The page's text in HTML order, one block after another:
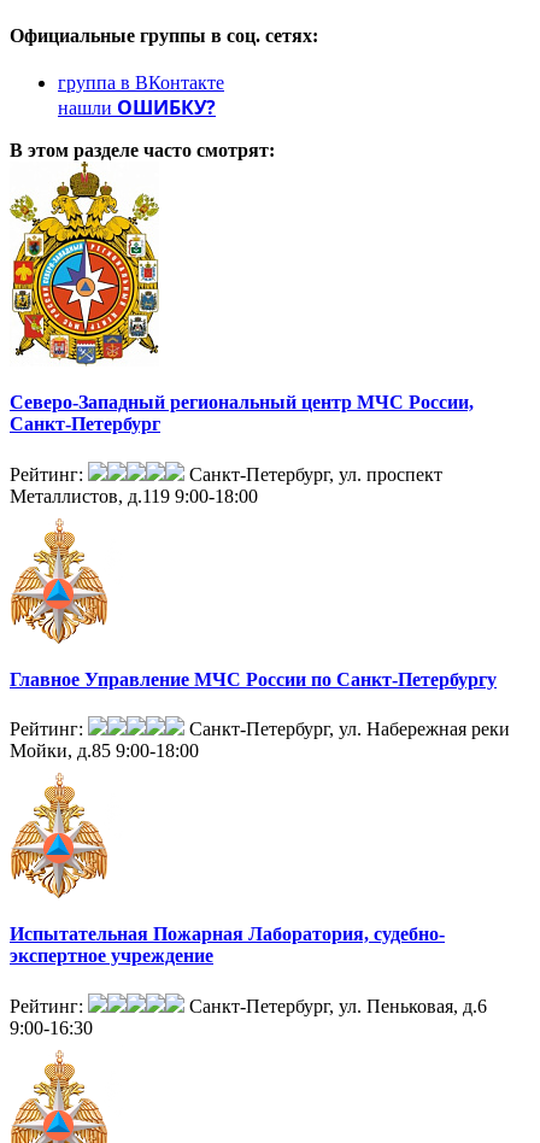
Официальные группы в соц. сетях:
группа в ВКонтакте
нашли ОШИБКУ?
В этом разделе часто смотрят:
Северо-Западный региональный центр МЧС России,
Санкт-Петербург
Рейтинг:
Санкт-Петербург, ул. проспект
Металлистов, д.119 9:00-18:00
Главное Управление МЧС России по Санкт-Петербургу
Рейтинг:
Санкт-Петербург, ул. Набережная реки
Мойки, д.85 9:00-18:00
Испытательная Пожарная Лаборатория, судебно-
экспертное учреждение
Рейтинг:
Санкт-Петербург, ул. Пеньковая, д.6
9:00-16:30